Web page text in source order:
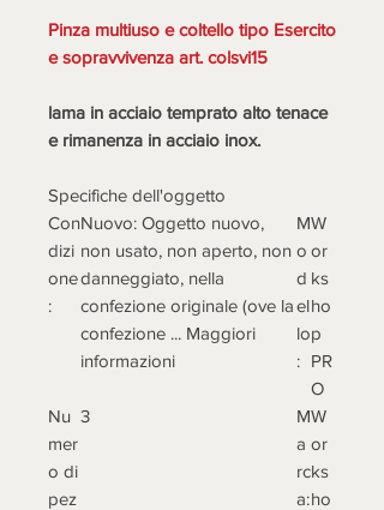
Pinza multiuso e coltello tipo Esercito
e sopravvivenza art. colsvi15
lama in acciaio temprato alto tenace
e rimanenza in acciaio inox.
Specifiche dell'oggetto
Con
dizi
one
:
Nuovo: Oggetto nuovo,
non usato, non aperto, non
danneggiato, nella
confezione originale (ove la
confezione ... Maggiori
informazioni
M
o
d
el
lo
:
W
or
ks
ho
p
PR
O
Nu
mer
o di
pez
3
M
a
rc
a:
W
or
ks
ho